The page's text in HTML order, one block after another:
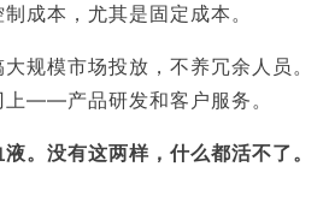
成本，尤其是固定成本。
规模市场投放，不养冗余人员。
——产品研发和客户服务。
。没有这两样，什么都活不了。